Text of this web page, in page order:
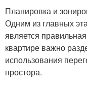
Планировка и
Одним из главных
является
квартире важно
использования
простора.